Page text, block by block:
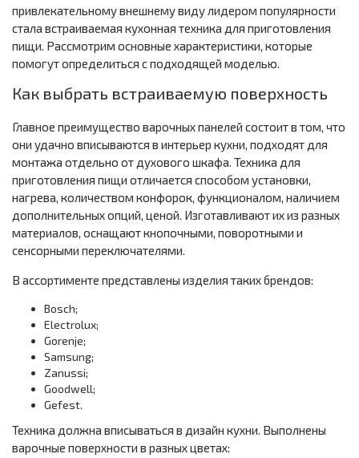
привлекательному внешнему виду лидером популярности
стала встраиваемая кухонная техника для приготовления
пищи. Рассмотрим основные характеристики, которые
помогут определиться с подходящей моделью.
Как выбрать встраиваемую поверхность
Главное преимущество варочных панелей состоит в том, что
они удачно вписываются в интерьер кухни, подходят для
монтажа отдельно от духового шкафа. Техника для
приготовления пищи отличается способом установки,
нагрева, количеством конфорок, функционалом, наличием
дополнительных опций, ценой. Изготавливают их из разных
материалов, оснащают кнопочными, поворотными и
сенсорными переключателями.
В ассортименте представлены изделия таких брендов:
Bosch;
Electrolux;
Gorenje;
Samsung;
Zanussi;
Goodwell;
Gefest.
Техника должна вписываться в дизайн кухни. Выполнены
варочные поверхности в разных цветах: